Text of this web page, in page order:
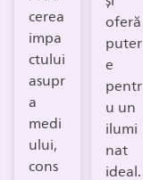
cerea
impa
ctului
asupr
a
medi
ului,
cons
oferă
puter
e
pentr
u un
ilumi
nat
ideal.